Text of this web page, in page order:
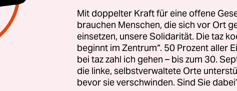
System ist derzeit nicht klimaverträglich“,
Astrid Eichhorn, eine der Autorinnen der
Climate Sustainability of the Academic System in
Die gute Nachricht: Einzelne Akteure in der
Mit doppelter Kraft für eine offene
brauchen Menschen, die sich vor Ort
einsetzen, unsere Solidarität. Die taz
beginnt im Zentrum“. 50 Prozent aller
bei taz zahl ich gehen – bis zum 30.
die linke, selbstverwaltete Orte
bevor sie verschwinden. Sind Sie